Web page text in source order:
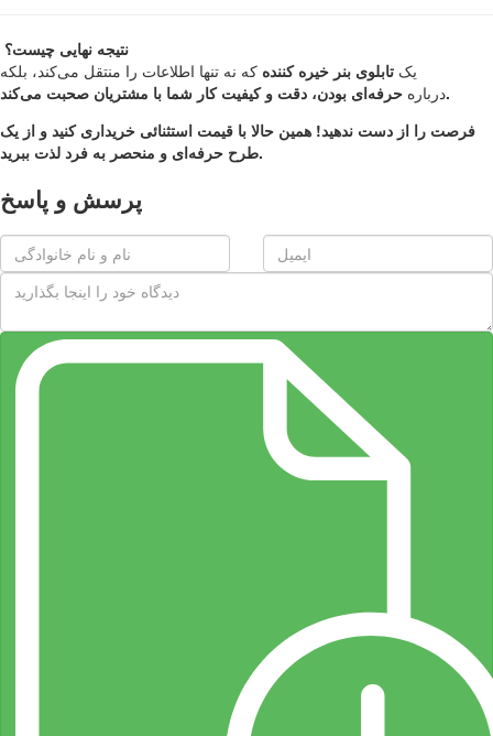
نتیجه نهایی چیست؟
یک تابلوی بنر خیره کننده که نه تنها اطلاعات را منتقل می‌کند، بلکه
دربارهحرفه‌ای بودن، دقت و کیفیت کار شما با مشتریان صحبت می‌کند.
فرصت را از دست ندهید! همین حالا با قیمت استثنائی خریداری کنید و از یک
طرح حرفه‌ای و منحصر به فرد لذت ببرید.
پرسش و پاسخ